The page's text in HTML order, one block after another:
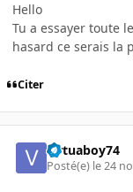
Hello
Tu a essayer toute
hasard ce serais la
Citer
virtuaboy74
Posté(e) le 24